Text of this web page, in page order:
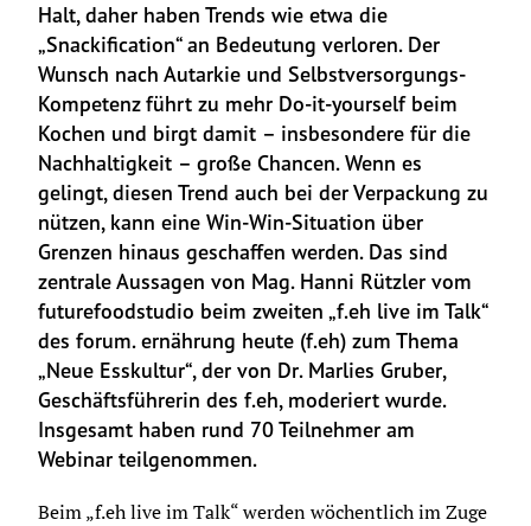
Halt, daher haben Trends wie etwa die
„Snackification“ an Bedeutung verloren. Der
Wunsch nach Autarkie und Selbstversorgungs-
Kompetenz führt zu mehr Do-it-yourself beim
Kochen und birgt damit – insbesondere für die
Nachhaltigkeit – große Chancen. Wenn es
gelingt, diesen Trend auch bei der Verpackung zu
nützen, kann eine Win-Win-Situation über
Grenzen hinaus geschaffen werden. Das sind
zentrale Aussagen von Mag. Hanni Rützler vom
futurefoodstudio beim zweiten „f.eh live im Talk“
des forum. ernährung heute (f.eh) zum Thema
„Neue Esskultur“, der von Dr. Marlies Gruber,
Geschäftsführerin des f.eh, moderiert wurde.
Insgesamt haben rund 70 Teilnehmer am
Webinar teilgenommen.
Beim „f.eh live im Talk“ werden wöchentlich im Zuge